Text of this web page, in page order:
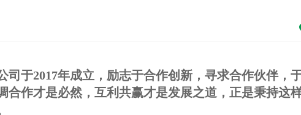
司于2017年成立，励志于合作创新，寻求合作伙伴，
合作才是必然，互利共赢才是发展之道，正是秉持这